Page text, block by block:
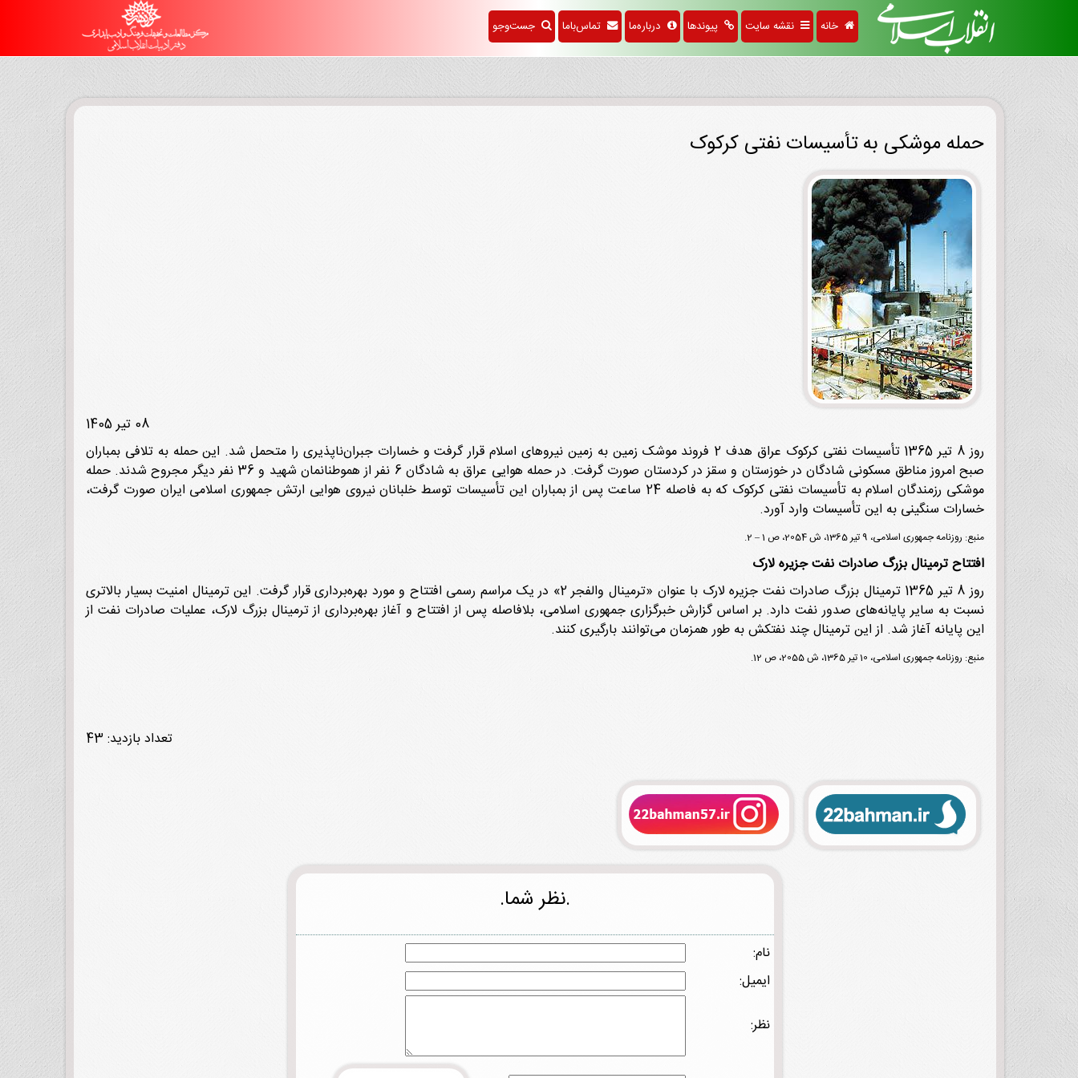
خانه نقشه سایت پیوندها درباره‌ما تماس‌باما جست‌وجو
حمله موشکی به تأسیسات نفتی کرکوک
08 تیر 1405
روز 8 تیر 1365 تأسیسات نفتی کرکوک عراق هدف 2 فروند موشک زمین به زمین نیروهای اسلام قرار گرفت و خسارات جبران‌ناپذیری را متحمل شد. این حمله به تلافی بمباران
صبح امروز مناطق مسکونی شادگان در خوزستان و سقز در کردستان صورت گرفت. در حمله هوایی عراق به شادگان 6 نفر از هموطنانمان شهید و 36 نفر دیگر مجروح شدند. حمله
موشکی رزمندگان اسلام به تأسیسات نفتی کرکوک که به فاصله 24 ساعت پس از بمباران این تأسیسات توسط خلبانان نیروی هوایی ارتش جمهوری اسلامی ایران صورت گرفت،
خسارات سنگینی به این تأسیسات وارد آورد.
منبع: روزنامه جمهوری اسلامی، 9 تیر 1365، ش 2054، ص 1 – 2.
افتتاح ترمینال بزرگ صادرات نفت جزیره لارک
روز 8 تیر 1365 ترمینال بزرگ صادرات نفت جزیره لارک با عنوان «ترمینال والفجر 2» در یک مراسم رسمی افتتاح و مورد بهره‌برداری قرار گرفت. این ترمینال امنیت بسیار بالاتری
نسبت به سایر پایانه‌های صدور نفت دارد. بر اساس گزارش خبرگزاری جمهوری اسلامی، بلافاصله پس از افتتاح و آغاز بهره‌برداری از ترمینال بزرگ لارک، عملیات صادرات نفت از
این پایانه آغاز شد. از این ترمینال چند نفتکش به طور همزمان می‌توانند بارگیری کنند.
منبع: روزنامه جمهوری اسلامی، 10 تیر 1365، ش 2055، ص 12.
تعداد بازدید: 43
.نظر شما.
نام:
ایمیل:
نظر: